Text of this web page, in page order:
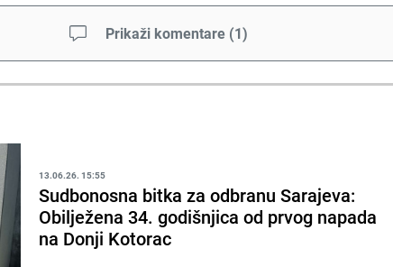
Prikaži komentare (1)
13.06.26. 15:55
Sudbonosna bitka za odbranu Sarajeva:
Obilježena 34. godišnjica od prvog napada
na Donji Kotorac